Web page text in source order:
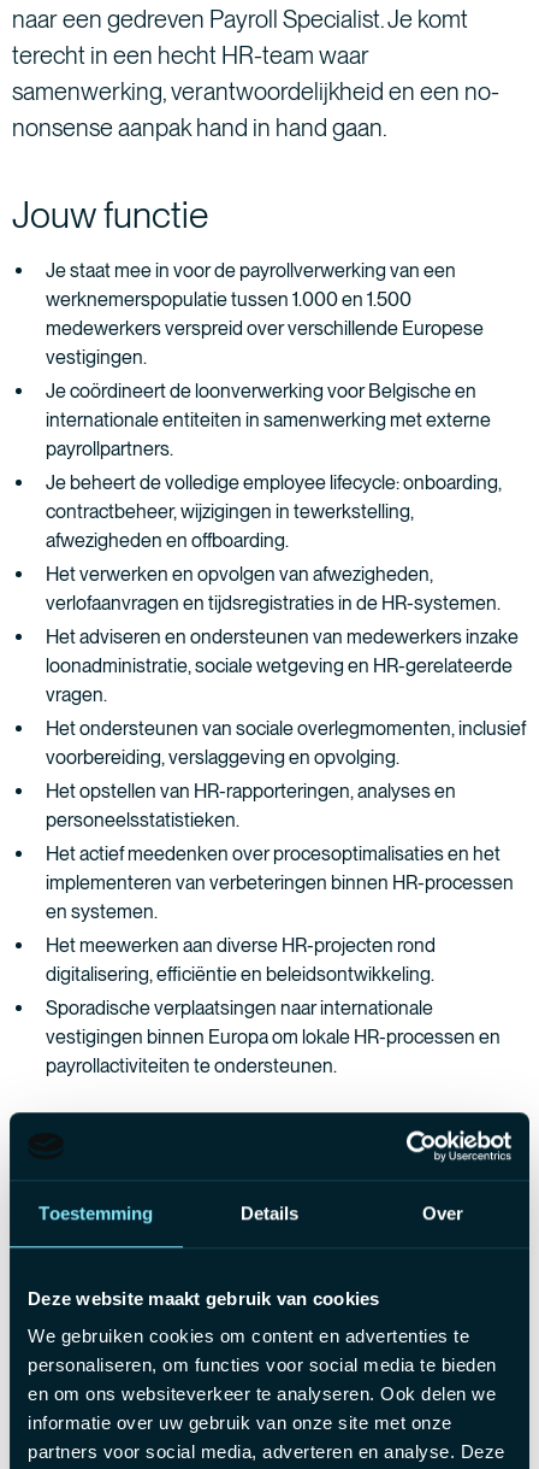
Toestemming Details Over
Deze website maakt gebruik van cookies
We gebruiken cookies om content en advertenties te
personaliseren, om functies voor social media te bieden
en om ons websiteverkeer te analyseren. Ook delen we
informatie over uw gebruik van onze site met onze
partners voor social media, adverteren en analyse. Deze
naar een gedreven Payroll Specialist. Je komt
terecht in een hecht HR-team waar
samenwerking, verantwoordelijkheid en een no-
nonsense aanpak hand in hand gaan.
Jouw functie
Je staat mee in voor de payrollverwerking van een
werknemerspopulatie tussen 1.000 en 1.500
medewerkers verspreid over verschillende Europese
vestigingen.
Je coördineert de loonverwerking voor Belgische en
internationale entiteiten in samenwerking met externe
payrollpartners.
Je beheert de volledige employee lifecycle: onboarding,
contractbeheer, wijzigingen in tewerkstelling,
afwezigheden en offboarding.
Het verwerken en opvolgen van afwezigheden,
verlofaanvragen en tijdsregistraties in de HR-systemen.
Het adviseren en ondersteunen van medewerkers inzake
loonadministratie, sociale wetgeving en HR-gerelateerde
vragen.
Het ondersteunen van sociale overlegmomenten, inclusief
voorbereiding, verslaggeving en opvolging.
Het opstellen van HR-rapporteringen, analyses en
personeelsstatistieken.
Het actief meedenken over procesoptimalisaties en het
implementeren van verbeteringen binnen HR-processen
en systemen.
Het meewerken aan diverse HR-projecten rond
digitalisering, efficiëntie en beleidsontwikkeling.
Sporadische verplaatsingen naar internationale
vestigingen binnen Europa om lokale HR-processen en
payrollactiviteiten te ondersteunen.
Wie zoeken we?
Je beschikt over een bacheloropleiding binnen HR, Office
payroll en HR-administratie.
Je hebt een goede kennis van de Belgische sociale
wetgeving.
Ervaring binnen een internationale of multisite omgeving
vormt een sterke troef.
Je communiceert vlot in het Nederlands, Frans en Engels.